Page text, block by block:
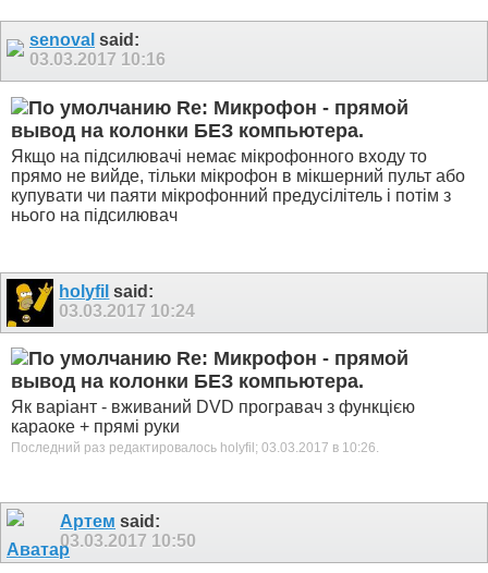
senoval said:
03.03.2017 10:16
Re: Микрофон - прямой
вывод на колонки БЕЗ компьютера.
Якщо на підсилювачі немає мікрофонного входу то
прямо не вийде, тільки мікрофон в мікшерний пульт або
купувати чи паяти мікрофонний предусілітель і потім з
нього на підсилювач
holyfil said:
03.03.2017 10:24
Re: Микрофон - прямой
вывод на колонки БЕЗ компьютера.
Як варіант - вживаний DVD програвач з функцією
караоке + прямі руки
Последний раз редактировалось holyfil; 03.03.2017 в 10:26.
Артем said:
03.03.2017 10:50